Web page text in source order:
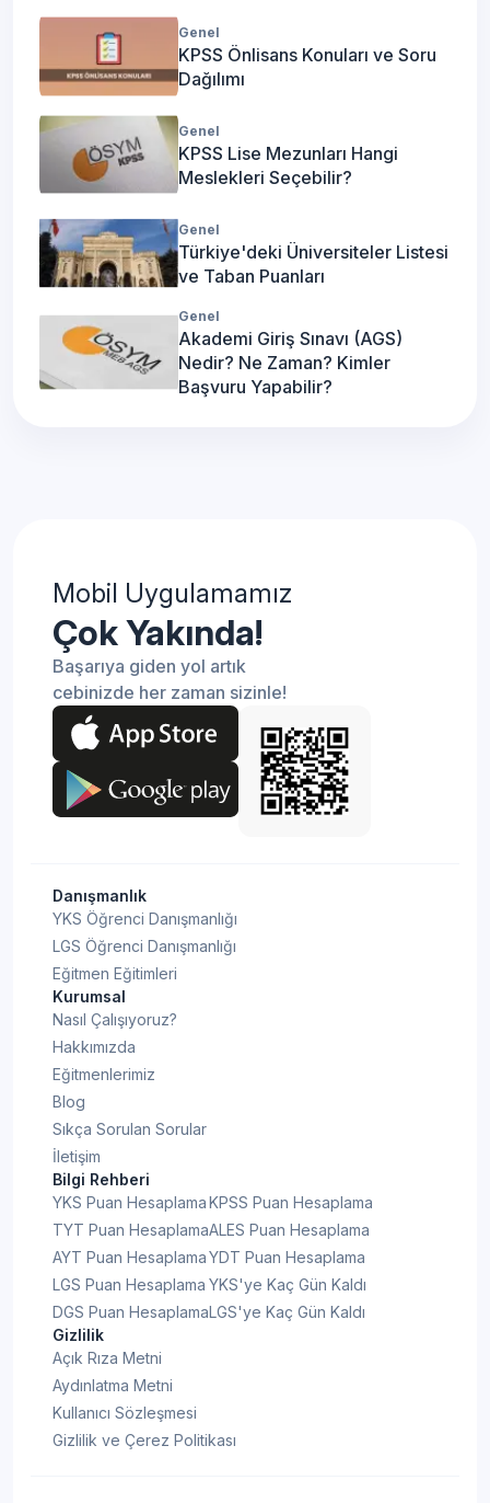
Genel
KPSS Önlisans Konuları ve Soru
Dağılımı
Genel
KPSS Lise Mezunları Hangi
Meslekleri Seçebilir?
Genel
Türkiye'deki Üniversiteler Listesi
ve Taban Puanları
Genel
Akademi Giriş Sınavı (AGS)
Nedir? Ne Zaman? Kimler
Başvuru Yapabilir?
Mobil Uygulamamız
Çok Yakında!
Başarıya giden yol artık
cebinizde her zaman sizinle!
Danışmanlık
YKS Öğrenci Danışmanlığı
LGS Öğrenci Danışmanlığı
Eğitmen Eğitimleri
Kurumsal
Nasıl Çalışıyoruz?
Hakkımızda
Eğitmenlerimiz
Blog
Sıkça Sorulan Sorular
İletişim
Bilgi Rehberi
YKS Puan Hesaplama
TYT Puan Hesaplama
AYT Puan Hesaplama
LGS Puan Hesaplama
DGS Puan Hesaplama
KPSS Puan Hesaplama
ALES Puan Hesaplama
YDT Puan Hesaplama
YKS'ye Kaç Gün Kaldı
LGS'ye Kaç Gün Kaldı
Gizlilik
Açık Rıza Metni
Aydınlatma Metni
Kullanıcı Sözleşmesi
Gizlilik ve Çerez Politikası